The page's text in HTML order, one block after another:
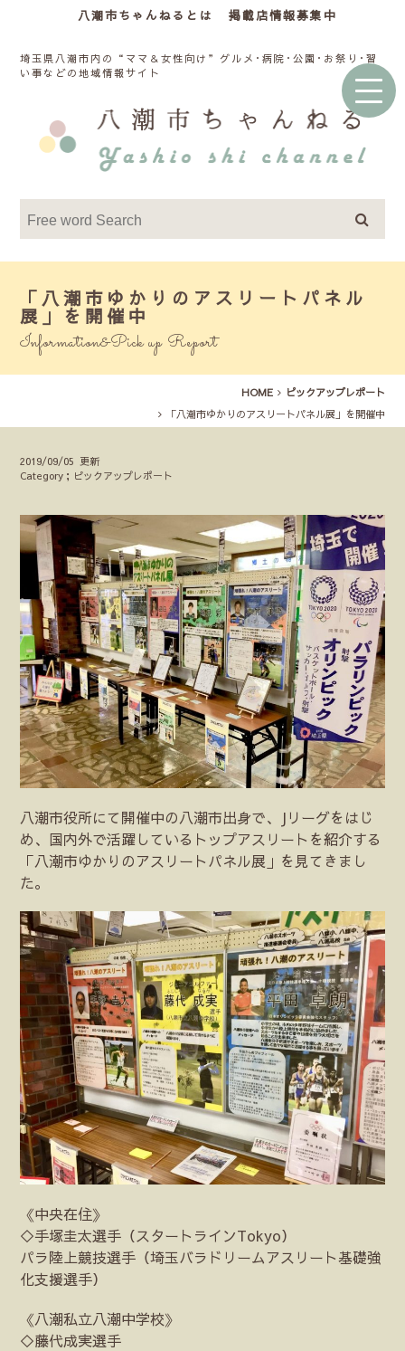
八潮市ちゃんねるとは 掲載店情報募集中
埼玉県八潮市内の“ママ＆女性向け”グルメ･病院･公園･お祭り･習
い事などの地域情報サイト
「八潮市ゆかりのアスリートパネル
展」を開催中
Information&Pick up Report
HOME
ピックアップレポート
「八潮市ゆかりのアスリートパネル展」を開催中
2019/09/05 更新
Category；ピックアップレポート
八潮市役所にて開催中の八潮市出身で、Jリーグをはじ
め、国内外で活躍しているトップアスリートを紹介する
「八潮市ゆかりのアスリートパネル展」を見てきまし
た。
《中央在住》
◇手塚圭太選手（スタートラインTokyo）
パラ陸上競技選手（埼玉バラドリームアスリート基礎強
化支援選手）
《八潮私立八潮中学校》
◇藤代成実選手